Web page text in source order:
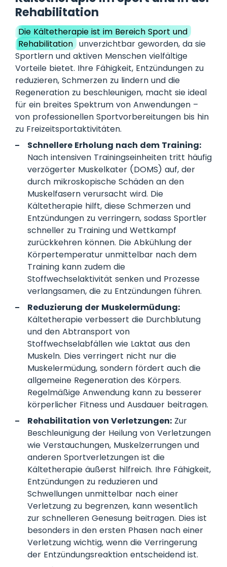
Rehabilitation
Die Kältetherapie ist im Bereich Sport und
Rehabilitation unverzichtbar geworden, da sie
Sportlern und aktiven Menschen vielfältige
Vorteile bietet. Ihre Fähigkeit, Entzündungen zu
reduzieren, Schmerzen zu lindern und die
Regeneration zu beschleunigen, macht sie ideal
für ein breites Spektrum von Anwendungen –
von professionellen Sportvorbereitungen bis hin
zu Freizeitsportaktivitäten.
Schnellere Erholung nach dem Training:
Nach intensiven Trainingseinheiten tritt häufig
verzögerter Muskelkater (DOMS) auf, der
durch mikroskopische Schäden an den
Muskelfasern verursacht wird. Die
Kältetherapie hilft, diese Schmerzen und
Entzündungen zu verringern, sodass Sportler
schneller zu Training und Wettkampf
zurückkehren können. Die Abkühlung der
Körpertemperatur unmittelbar nach dem
Training kann zudem die
Stoffwechselaktivität senken und Prozesse
verlangsamen, die zu Entzündungen führen.
Reduzierung der Muskelermüdung:
Kältetherapie verbessert die Durchblutung
und den Abtransport von
Stoffwechselabfällen wie Laktat aus den
Muskeln. Dies verringert nicht nur die
Muskelermüdung, sondern fördert auch die
allgemeine Regeneration des Körpers.
Regelmäßige Anwendung kann zu besserer
körperlicher Fitness und Ausdauer beitragen.
Rehabilitation von Verletzungen: Zur
Beschleunigung der Heilung von Verletzungen
wie Verstauchungen, Muskelzerrungen und
anderen Sportverletzungen ist die
Kältetherapie äußerst hilfreich. Ihre Fähigkeit,
Entzündungen zu reduzieren und
Schwellungen unmittelbar nach einer
Verletzung zu begrenzen, kann wesentlich
zur schnelleren Genesung beitragen. Dies ist
besonders in den ersten Phasen nach einer
Verletzung wichtig, wenn die Verringerung
der Entzündungsreaktion entscheidend ist.